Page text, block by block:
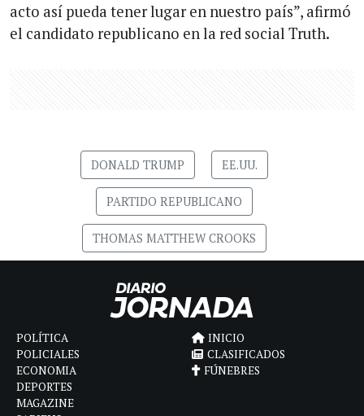
acto así pueda tener lugar en nuestro país”, afirmó
el candidato republicano en la red social Truth.
DONALD TRUMP EE.UU.
PARTIDO REPUBLICANO
THOMAS MATTHEW CROOKS
POLÍTICA
POLICIALES
ECONOMIA
DEPORTES
MAGAZINE
INICIO
CLASIFICADOS
FÚNEBRES